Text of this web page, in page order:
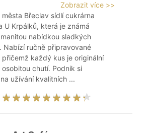
Zobrazit více >>
Břeclav sídlí cukrárna
U Krpálků, která je známá
nabídkou sladkých
Nabízí ručně připravované
každý kus je originální
chutí. Podnik si
užívání kvalitních ...